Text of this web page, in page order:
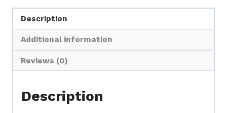
学
中
UASA
Description
Additional information
Reviews (0)
Description